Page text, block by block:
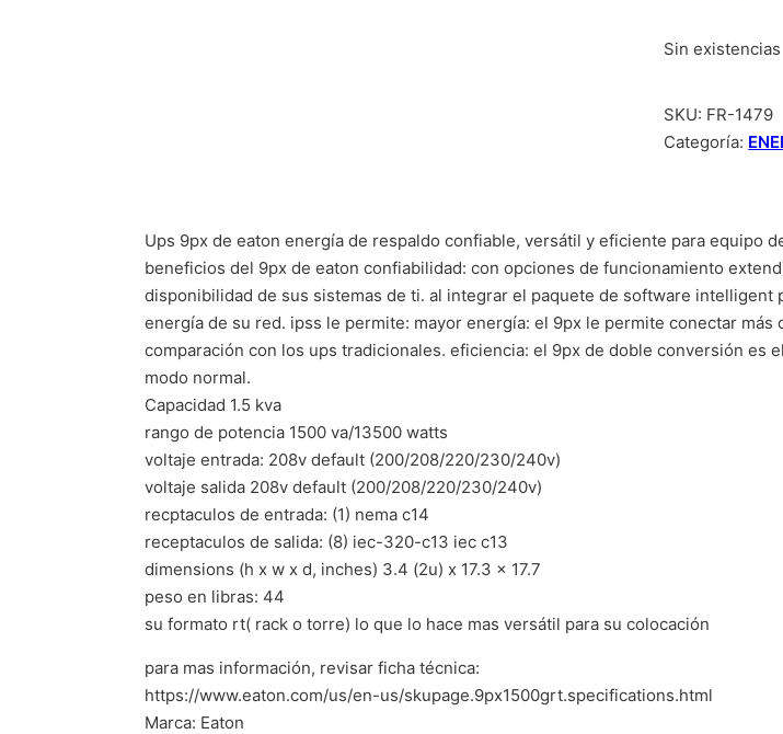
Sin existencias
SKU: FR-1479
Categoría:
Ups 9px de eaton energía de respaldo confiable, versátil y eficiente para equipo
beneficios del 9px de eaton confiabilidad: con opciones de funcionamiento
disponibilidad de sus sistemas de ti. al integrar el paquete de software
energía de su red. ipss le permite: mayor energía: el 9px le permite conectar
comparación con los ups tradicionales. eficiencia: el 9px de doble conversión es
modo normal.
Capacidad 1.5 kva
rango de potencia 1500 va/13500 watts
voltaje entrada: 208v default (200/208/220/230/240v)
voltaje salida 208v default (200/208/220/230/240v)
recptaculos de entrada: (1) nema c14
receptaculos de salida: (8) iec-320-c13 iec c13
dimensions (h x w x d, inches) 3.4 (2u) x 17.3 x 17.7
peso en libras: 44
su formato rt( rack o torre) lo que lo hace mas versátil para su colocación
para mas información, revisar ficha técnica:
https://www.eaton.com/us/en-us/skupage.9px1500grt.specifications.html
Marca: Eaton